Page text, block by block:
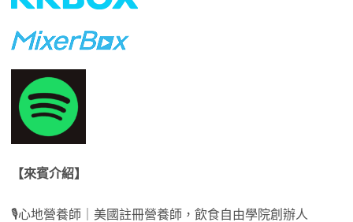
【來賓介紹】
🎙心地營養師｜美國註冊營養師，飲食自由學院創辦人